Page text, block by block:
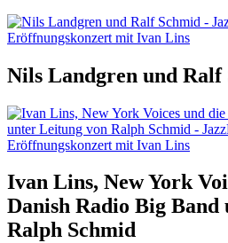
Nils Landgren und Ralf
Ivan Lins, New York
Danish Radio Big
Ralph Schmid